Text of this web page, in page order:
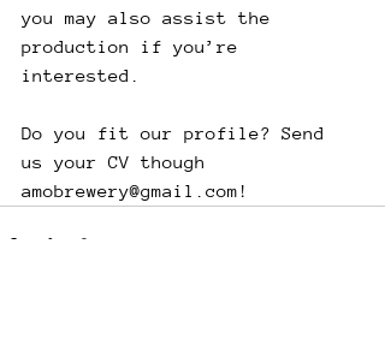
you may also assist the
production if you’re
interested.
Do you fit our profile? Send
us your CV though
amobrewery@gmail.com!